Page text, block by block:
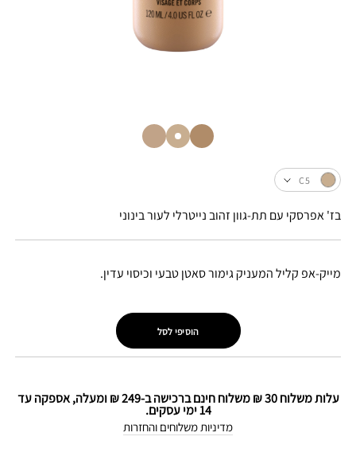
מייק-אפ קליל המעניק גימור סאטן טבעי וכיסוי עדין.
C5
בז' אפרסקי עם תת-גוון זהוב נייטרלי לעור בינוני
הוסיפי לסל
עלות משלוח 30 ₪ משלוח חינם ברכישה ב-249 ₪ ומעלה, אספקה עד
14 ימי עסקים.
מדיניות משלוחים והחזרות